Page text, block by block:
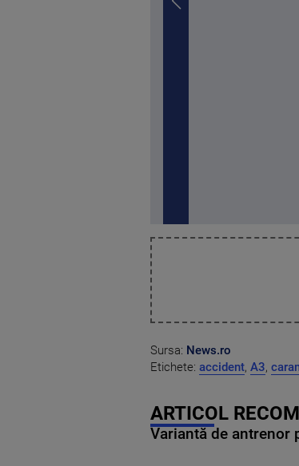
Sursa: News.ro
Etichete: accident, A3,
ARTICOL
Variantă de antrenor